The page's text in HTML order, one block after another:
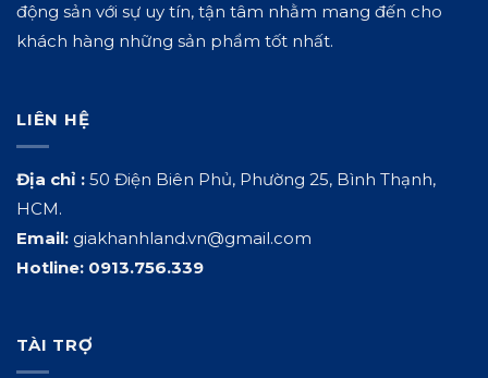
động sản với sự uy tín, tận tâm nhằm mang đến cho
khách hàng những sản phẩm tốt nhất.
LIÊN HỆ
Địa chỉ : 50 Điện Biên Phủ, Phường 25, Bình Thạnh,
HCM.
Email: giakhanhland.vn@gmail.com
Hotline: 0913.756.339
TÀI TRỢ